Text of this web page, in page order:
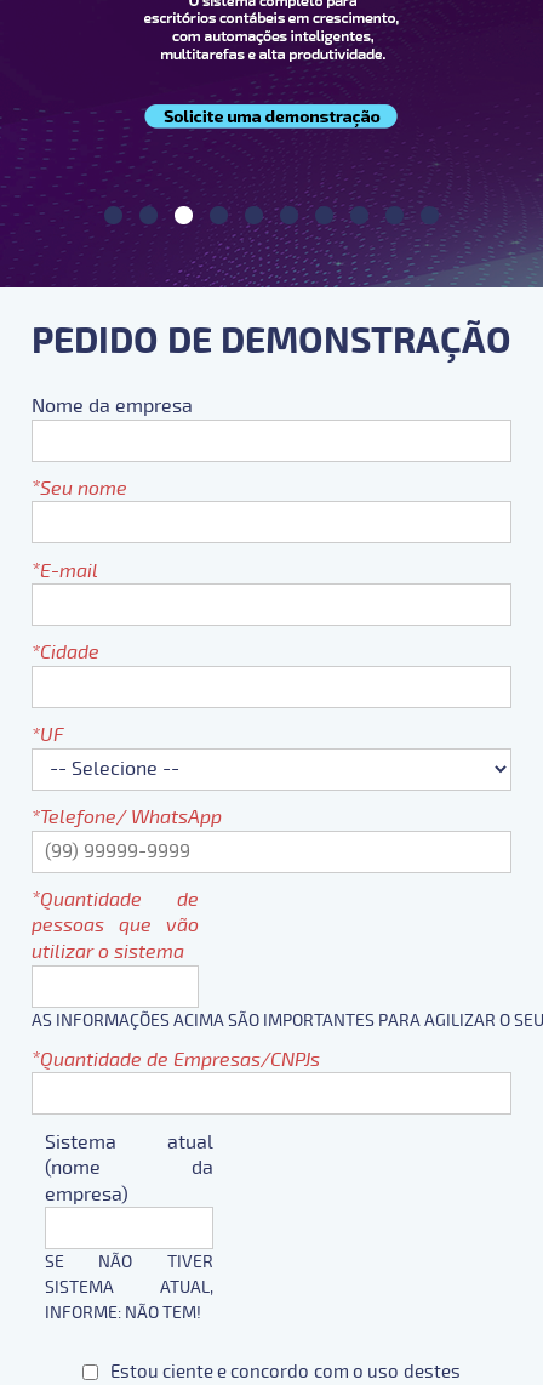
PEDIDO DE DEMONSTRAÇÃO
Nome da empresa
Seu nome
E-mail
Cidade
UF
Telefone/ WhatsApp
Quantidade de
pessoas que vão
utilizar o sistema
AS INFORMAÇÕES ACIMA SÃO IMPORTANTES PARA AGILIZAR O
Quantidade de Empresas/CNPJs
Sistema atual
(nome da
empresa)
SE NÃO TIVER
SISTEMA ATUAL,
INFORME: NÃO TEM!
Estou ciente e concordo com o uso destes